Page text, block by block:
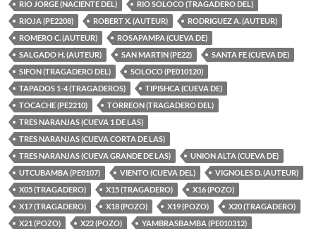
RIO JORGE (NACIENTE DEL)
RIO SOLOCO (TRAGADERO DEL)
RIOJA (PE2208)
ROBERT X. (AUTEUR)
RODRIGUEZ A. (AUTEUR)
ROMERO C. (AUTEUR)
ROSAPAMPA (CUEVA DE)
SALGADO H. (AUTEUR)
SAN MARTIN (PE22)
SANTA FE (CUEVA DE)
SIFON (TRAGADERO DEL)
SOLOCO (PE010120)
TAPADOS 1-4 (TRAGADEROS)
TIPISHCA (CUEVA DE)
TOCACHE (PE2210)
TORREON (TRAGADERO DEL)
TRES NARANJAS (CUEVA 1 DE LAS)
TRES NARANJAS (CUEVA CORTA DE LAS)
TRES NARANJAS (CUEVA GRANDE DE LAS)
UNION ALTA (CUEVA DE)
UTCUBAMBA (PE0107)
VIENTO (CUEVA DEL)
VIGNOLES D. (AUTEUR)
X05 (TRAGADERO)
X15 (TRAGADERO)
X16 (POZO)
X17 (TRAGADERO)
X18 (POZO) X19 (POZO)
X20 (TRAGADERO)
X21 (POZO)
X22 (POZO)
YAMBRASBAMBA (PE010312)